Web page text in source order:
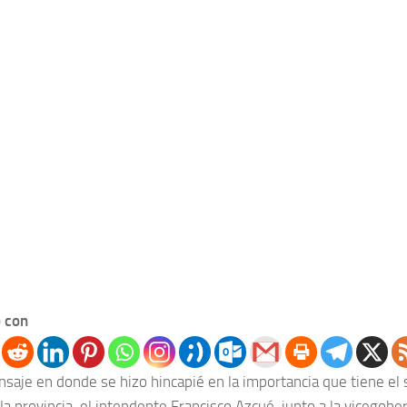
con
en donde se hizo hincapié en la importancia que tiene el